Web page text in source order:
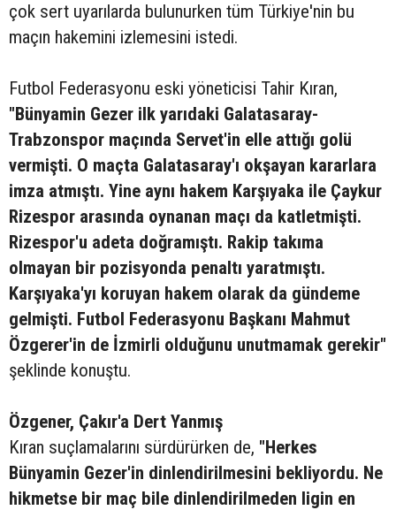
çok sert uyarılarda bulunurken tüm Türkiye'nin bu
maçın hakemini izlemesini istedi.
Futbol Federasyonu eski yöneticisi Tahir Kıran,
"Bünyamin Gezer ilk yarıdaki Galatasaray-
Trabzonspor maçında Servet'in elle attığı golü
vermişti. O maçta Galatasaray'ı okşayan kararlara
imza atmıştı. Yine aynı hakem Karşıyaka ile Çaykur
Rizespor arasında oynanan maçı da katletmişti.
Rizespor'u adeta doğramıştı. Rakip takıma
olmayan bir pozisyonda penaltı yaratmıştı.
Karşıyaka'yı koruyan hakem olarak da gündeme
gelmişti. Futbol Federasyonu Başkanı Mahmut
Özgerer'in de İzmirli olduğunu unutmamak gerekir"
şeklinde konuştu.
Özgener, Çakır'a Dert Yanmış
Kıran suçlamalarını sürdürürken de, "Herkes
Bünyamin Gezer'in dinlendirilmesini bekliyordu. Ne
hikmetse bir maç bile dinlendirilmeden ligin en